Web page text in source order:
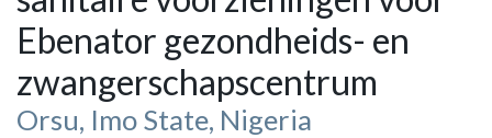
Ebenator gezondheids- en
zwangerschapscentrum
Orsu, Imo State, Nigeria